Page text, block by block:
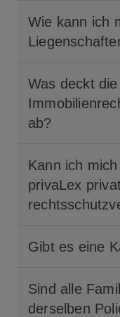
Wie kann ich
Was deckt die
ab?
Kann ich
privaLex
Gibt es eine
Sind alle
derselben